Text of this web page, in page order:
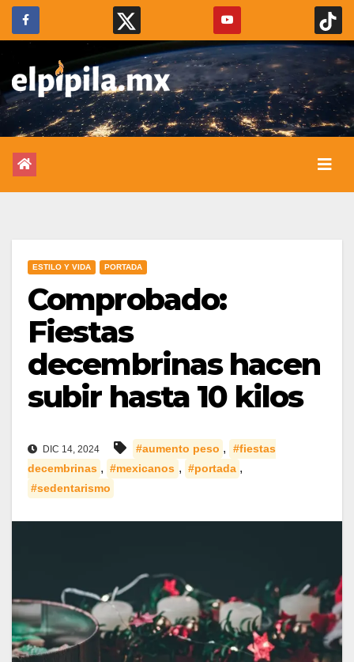
ESTILO Y VIDA PORTADA
Comprobado:
Fiestas
decembrinas hacen
subir hasta 10 kilos
DIC 14, 2024 #aumento peso ,
#fiestas
decembrinas , #mexicanos , #portada ,
#sedentarismo